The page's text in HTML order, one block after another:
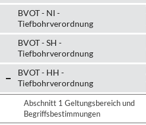
BVOT - NI -
Tiefbohrverordnung
BVOT - SH -
Tiefbohrverordnung
BVOT - HH -
Tiefbohrverordnung
Abschnitt 1 Geltungsbereich und
Begriffsbestimmungen